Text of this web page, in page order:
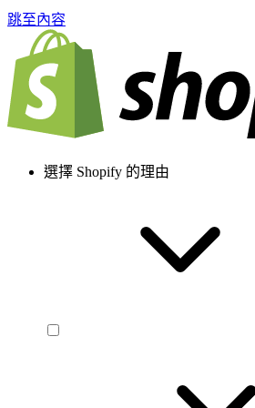
跳至內容
選擇 Shopify 的理由